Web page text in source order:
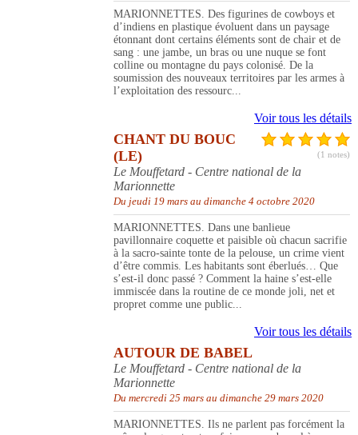
MARIONNETTES. Des figurines de cowboys et
d’indiens en plastique évoluent dans un paysage
étonnant dont certains éléments sont de chair et de
sang : une jambe, un bras ou une nuque se font
colline ou montagne du pays colonisé. De la
soumission des nouveaux territoires par les armes à
l’exploitation des ressourc...
Voir tous les détails
(1 notes)
CHANT DU BOUC
(LE)
Le Mouffetard - Centre national de la
Marionnette
Du jeudi 19 mars au dimanche 4 octobre 2020
MARIONNETTES. Dans une banlieue
pavillonnaire coquette et paisible où chacun sacrifie
à la sacro-sainte tonte de la pelouse, un crime vient
d’être commis. Les habitants sont éberlués… Que
s’est-il donc passé ? Comment la haine s’est-elle
immiscée dans la routine de ce monde joli, net et
propret comme une public...
Voir tous les détails
AUTOUR DE BABEL
Le Mouffetard - Centre national de la
Marionnette
Du mercredi 25 mars au dimanche 29 mars 2020
MARIONNETTES. Ils ne parlent pas forcément la